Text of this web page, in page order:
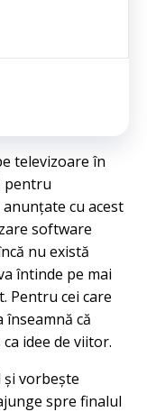
televizoare în
pentru
cu acest
software
nu există
întinde pe mai
Pentru cei care
că
idee de viitor.
și vorbește
spre finalul